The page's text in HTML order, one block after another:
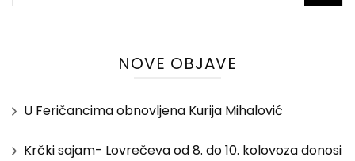
NOVE OBJAVE
U Feričancima obnovljena Kurija Mihalović
Krčki sajam- Lovrečeva od 8. do 10. kolovoza donosi